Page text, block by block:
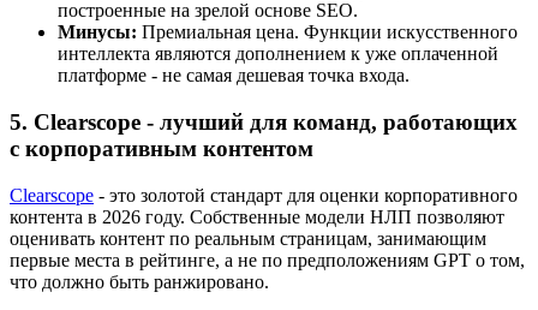
построенные на зрелой основе SEO.
Минусы: Премиальная цена. Функции искусственного
интеллекта являются дополнением к уже оплаченной
платформе - не самая дешевая точка входа.
5. Clearscope - лучший для команд, работающих
с корпоративным контентом
Clearscope - это золотой стандарт для оценки корпоративного
контента в 2026 году. Собственные модели НЛП позволяют
оценивать контент по реальным страницам, занимающим
первые места в рейтинге, а не по предположениям GPT о том,
что должно быть ранжировано.